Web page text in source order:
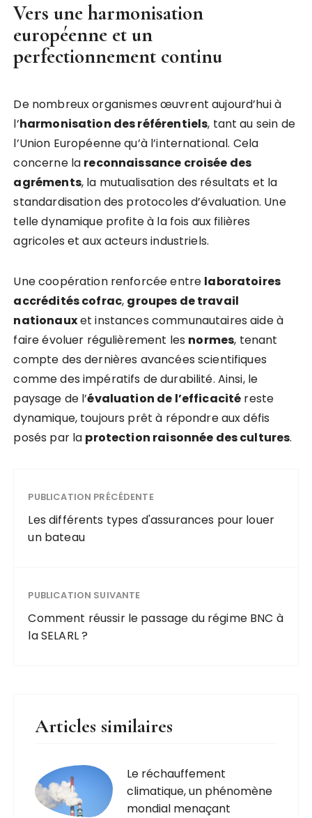
Vers une harmonisation
européenne et un
perfectionnement continu
De nombreux organismes œuvrent aujourd’hui à
l’harmonisation des référentiels, tant au sein de
l’Union Européenne qu’à l’international. Cela
concerne la reconnaissance croisée des
agréments, la mutualisation des résultats et la
standardisation des protocoles d’évaluation. Une
telle dynamique profite à la fois aux filières
agricoles et aux acteurs industriels.
Une coopération renforcée entre laboratoires
accrédités cofrac, groupes de travail
nationauxet instances communautaires aide à
faire évoluer régulièrement les normes, tenant
compte des dernières avancées scientifiques
comme des impératifs de durabilité. Ainsi, le
paysage de l’évaluation de l’efficacité reste
dynamique, toujours prêt à répondre aux défis
posés par la protection raisonnée des cultures.
PUBLICATION PRÉCÉDENTE
Les différents types d'assurances pour louer
un bateau
PUBLICATION SUIVANTE
Comment réussir le passage du régime BNC à
la SELARL ?
Articles similaires
Le réchauffement
climatique, un phénomène
mondial menaçant